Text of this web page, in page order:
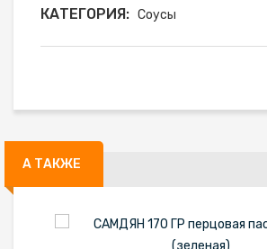
КАТЕГОРИЯ: Соусы
А ТАКЖЕ